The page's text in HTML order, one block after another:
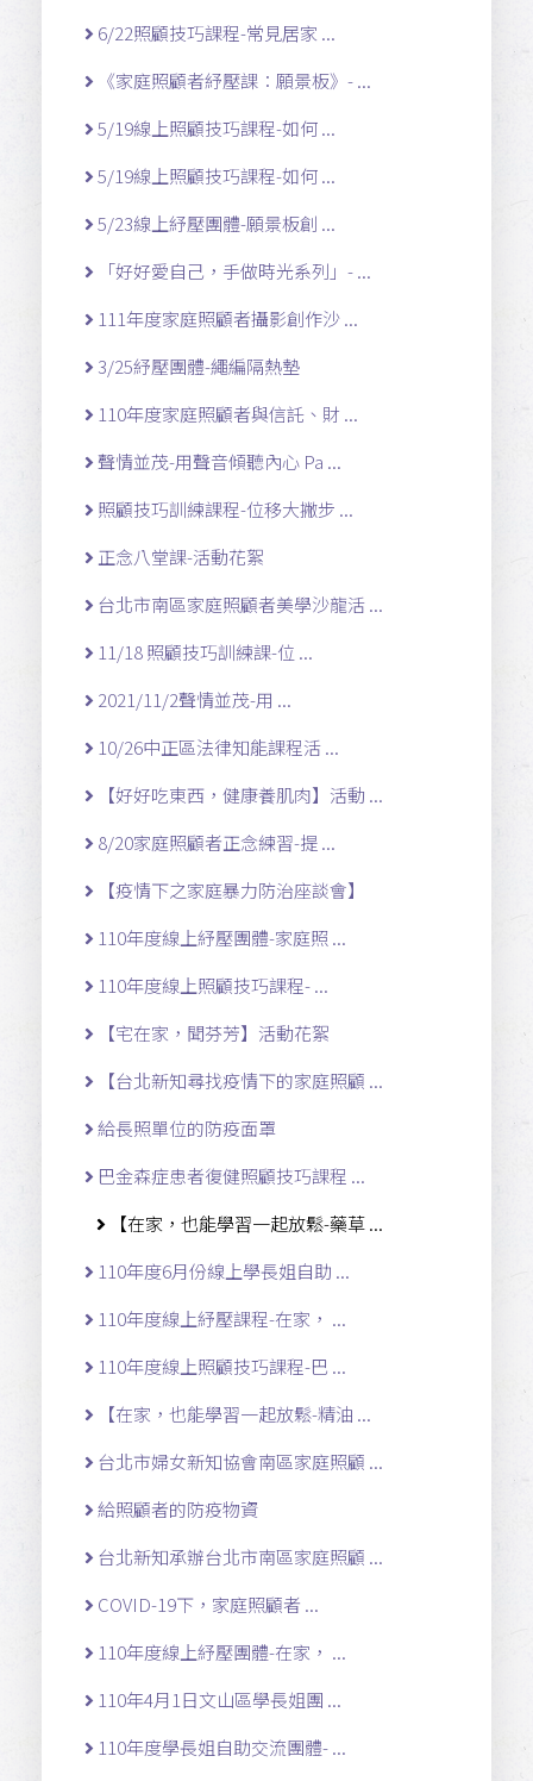
6/22照顧技巧課程-常見居家 ...
《家庭照顧者紓壓課：願景板》- ...
5/19線上照顧技巧課程-如何 ...
5/19線上照顧技巧課程-如何 ...
5/23線上紓壓團體-願景板創 ...
「好好愛自己，手做時光系列」- ...
111年度家庭照顧者攝影創作沙 ...
3/25紓壓團體-繩編隔熱墊
110年度家庭照顧者與信託、財 ...
聲情並茂-用聲音傾聽內心 Pa ...
照顧技巧訓練課程-位移大撇步 ...
正念八堂課-活動花絮
台北市南區家庭照顧者美學沙龍活 ...
11/18 照顧技巧訓練課-位 ...
2021/11/2聲情並茂-用 ...
10/26中正區法律知能課程活 ...
【好好吃東西，健康養肌肉】活動 ...
8/20家庭照顧者正念練習-提 ...
【疫情下之家庭暴力防治座談會】
110年度線上紓壓團體-家庭照 ...
110年度線上照顧技巧課程- ...
【宅在家，聞芬芳】活動花絮
【台北新知尋找疫情下的家庭照顧 ...
給長照單位的防疫面罩
巴金森症患者復健照顧技巧課程 ...
【在家，也能學習一起放鬆-藥草 ...
110年度6月份線上學長姐自助 ...
110年度線上紓壓課程-在家， ...
110年度線上照顧技巧課程-巴 ...
【在家，也能學習一起放鬆-精油 ...
台北市婦女新知協會南區家庭照顧 ...
給照顧者的防疫物資
台北新知承辦台北市南區家庭照顧 ...
COVID-19下，家庭照顧者 ...
110年度線上紓壓團體-在家， ...
110年4月1日文山區學長姐團 ...
110年度學長姐自助交流團體- ...